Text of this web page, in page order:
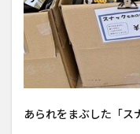
あられをまぶした「ス